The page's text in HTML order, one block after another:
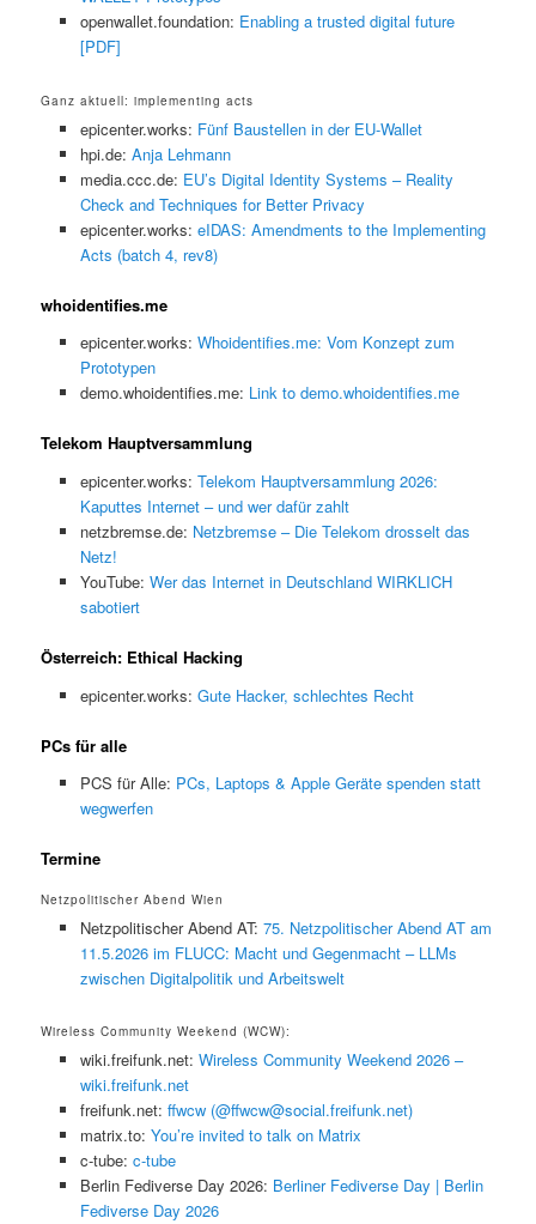
openwallet.foundation: Enabling a trusted digital future
[PDF]
Ganz aktuell: implementing acts
epicenter.works: Fünf Baustellen in der EU-Wallet
hpi.de: Anja Lehmann
media.ccc.de: EU’s Digital Identity Systems – Reality
Check and Techniques for Better Privacy
epicenter.works: eIDAS: Amendments to the Implementing
Acts (batch 4, rev8)
whoidentifies.me
epicenter.works: Whoidentifies.me: Vom Konzept zum
Prototypen
demo.whoidentifies.me: Link to demo.whoidentifies.me
Telekom Hauptversammlung
epicenter.works: Telekom Hauptversammlung 2026:
Kaputtes Internet – und wer dafür zahlt
netzbremse.de: Netzbremse – Die Telekom drosselt das
Netz!
YouTube: Wer das Internet in Deutschland WIRKLICH
sabotiert
Österreich: Ethical Hacking
epicenter.works: Gute Hacker, schlechtes Recht
PCs für alle
PCS für Alle: PCs, Laptops & Apple Geräte spenden statt
wegwerfen
Termine
Netzpolitischer Abend Wien
Netzpolitischer Abend AT: 75. Netzpolitischer Abend AT am
11.5.2026 im FLUCC: Macht und Gegenmacht – LLMs
zwischen Digitalpolitik und Arbeitswelt
Wireless Community Weekend (WCW):
wiki.freifunk.net: Wireless Community Weekend 2026 –
wiki.freifunk.net
freifunk.net: ffwcw (@ffwcw@social.freifunk.net)
matrix.to: You’re invited to talk on Matrix
c-tube: c-tube
Berlin Fediverse Day 2026: Berliner Fediverse Day | Berlin
Fediverse Day 2026